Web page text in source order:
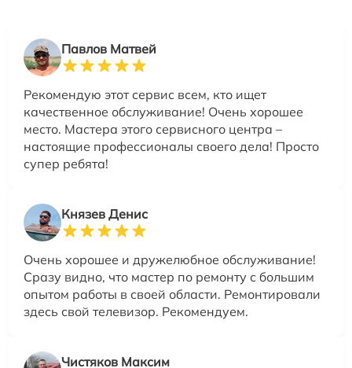
Павлов Матвей
Рекомендую этот сервис всем, кто ищет
качественное обслуживание! Очень хорошее
место. Мастера этого сервисного центра –
настоящие профессионалы своего дела! Просто
супер ребята!
Князев Денис
Очень хорошее и дружелюбное обслуживание!
Сразу видно, что мастер по ремонту с большим
опытом работы в своей области. Ремонтировали
здесь свой телевизор. Рекомендуем.
Чистяков Максим